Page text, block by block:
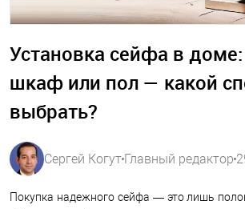
Установка сейфа в доме:
шкаф или пол — какой
выбрать?
Сергей Когут Главный редактор
Покупка надежного сейфа — это лишь